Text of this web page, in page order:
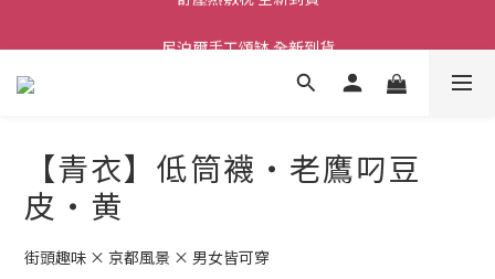
2026  春夏服飾 全新系列到貨
【青衣】低筒襪・老鷹叼豆
皮・黄
街頭趣味 × 京都風景 × 男女皆可穿